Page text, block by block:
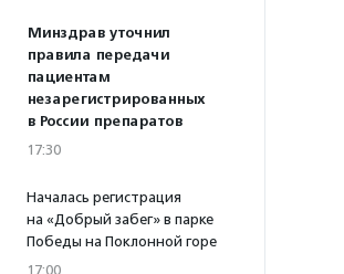
Минздрав уточнил
правила передачи
пациентам
незарегистрированных
в России препаратов
17:30
Началась регистрация
на «Добрый забег» в парке
Победы на Поклонной горе
17:00